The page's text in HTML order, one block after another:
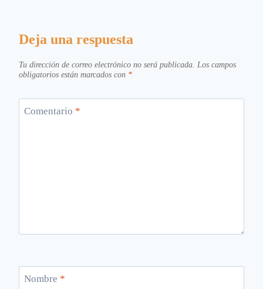
Deja una respuesta
Tu dirección de correo electrónico no será publicada. Los campos
obligatorios están marcados con *
Comentario *
Nombre *